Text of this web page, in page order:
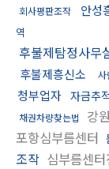
회사평판조작 안성
역
후불제탐정사무
후불제흥신소 사
청부업자 자금추
채권차량찾는법 강
포항심부름센터
조작 심부름센